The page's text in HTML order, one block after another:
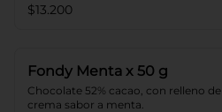
$13.200
Fondy Menta x 50 g
Chocolate 52% cacao, con relleno de
crema sabor a menta.